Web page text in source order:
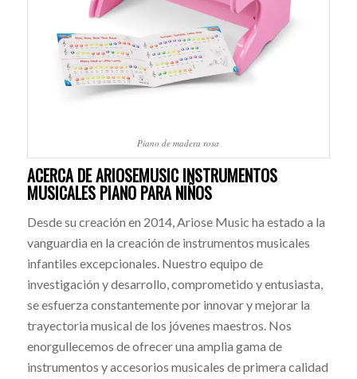
Piano de madera rosa
ACERCA DE ARIOSEMUSIC INSTRUMENTOS
MUSICALES PIANO PARA NIÑOS
Desde su creación en 2014, Ariose Music ha estado a la
vanguardia en la creación de instrumentos musicales
infantiles excepcionales. Nuestro equipo de
investigación y desarrollo, comprometido y entusiasta,
se esfuerza constantemente por innovar y mejorar la
trayectoria musical de los jóvenes maestros. Nos
enorgullecemos de ofrecer una amplia gama de
instrumentos y accesorios musicales de primera calidad